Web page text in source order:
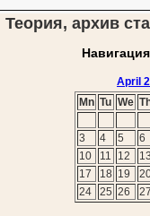
Теория, архив
April
Mn Tu We
3 4 5
6
10
11 12
17
18 19
24
25 26